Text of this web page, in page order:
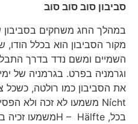
סביבון סוב סוב סוב
במהלך החג משחקים בסביבון
השמיים ומשם נדד בדרך
וגרמניה בפרט. בגרמניה של ימי